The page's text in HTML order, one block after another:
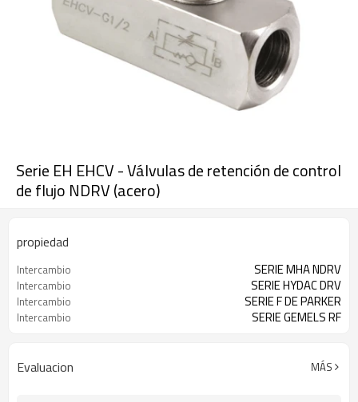
Serie EH EHCV - Válvulas de retención de control
de flujo NDRV (acero)
propiedad
Intercambio SERIE MHA NDRV
Intercambio SERIE HYDAC DRV
Intercambio SERIE F DE PARKER
Intercambio SERIE GEMELS RF
Evaluacion MÁS